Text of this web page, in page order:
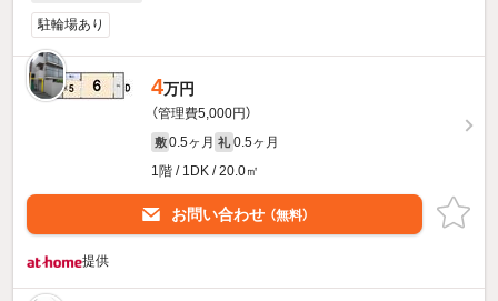
駐輪場あり
4万円
（管理費5,000円）
敷 0.5ヶ月 礼 0.5ヶ月
1階 / 1DK / 20.0㎡
お問い合わせ （無料）
提供